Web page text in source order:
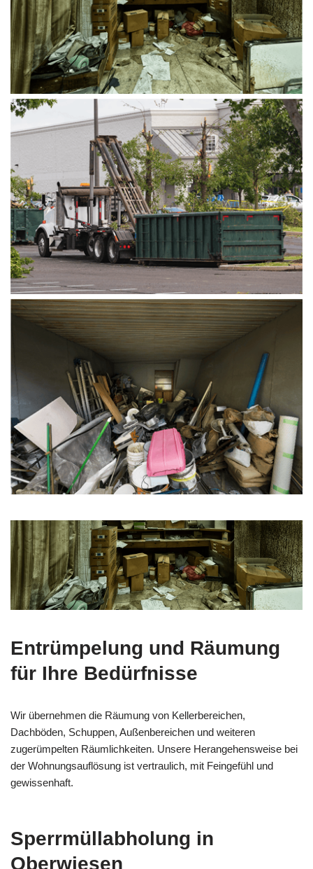
Entrümpelung und Räumung
für Ihre Bedürfnisse
Wir übernehmen die Räumung von Kellerbereichen,
Dachböden, Schuppen, Außenbereichen und weiteren
zugerümpelten Räumlichkeiten. Unsere Herangehensweise bei
der Wohnungsauflösung ist vertraulich, mit Feingefühl und
gewissenhaft.
Sperrmüllabholung in
Oberwiesen